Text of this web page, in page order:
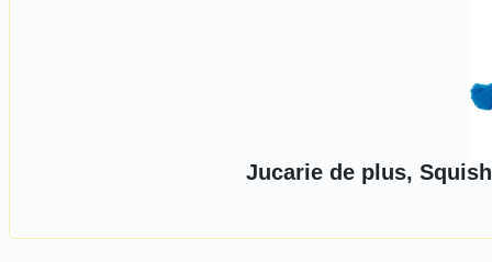
Jucarie de plus,